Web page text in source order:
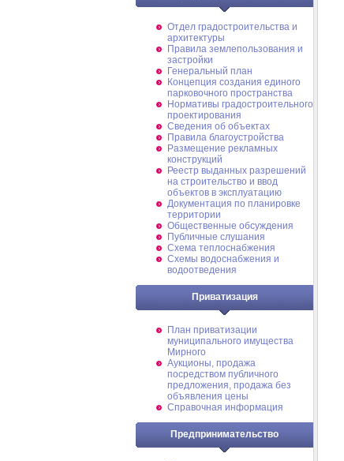
Отдел градостроительства и
архитектуры
Правила землепользования и
застройки
Генеральный план
Концепция создания единого
парковочного пространства
Нормативы градостроительного
проектирования
Сведения об объектах
Правила благоустройства
Размещение рекламных
конструкций
Реестр выданных разрешений
на строительство и ввод
объектов в эксплуатацию
Документация по планировке
территории
Общественные обсуждения
Публичные слушания
Схема теплоснабжения
Схемы водоснабжения и
водоотведения
Приватизация
План приватизации
муниципального имущества
Мирного
Аукционы, продажа
посредством публичного
предложения, продажа без
объявления цены
Справочная информация
Предпринимательство